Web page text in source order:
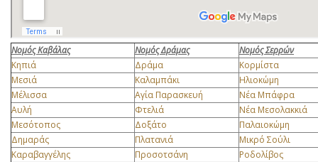
Νομός Καβάλας Νομός Δράμας
Νομός Σερρών
Κηπιά
Δράμα
Κορμίστα
Μεσιά Καλαμπάκι
Ηλιοκώμη
Μέλισσα
Αγία Παρασκευή
Νέα Μπάφρα
Αυλή
Φτελιά
Νέα Μεσολακκιά
Μεσότοπος
Δοξάτο
Παλαιοκώμη
Δημαράς
Πλατανιά
Μικρό Σούλι
Καραβαγγέλης
Προσοτσάνη
Ροδολίβος